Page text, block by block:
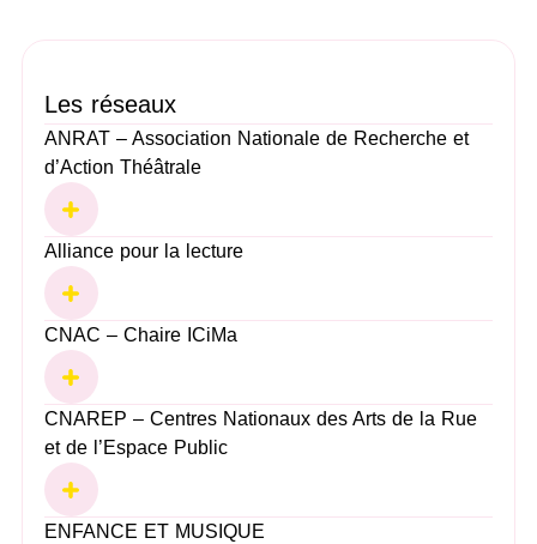
Les réseaux
ANRAT – Association Nationale de Recherche et
d’Action Théâtrale
Alliance pour la lecture
CNAC – Chaire ICiMa
CNAREP – Centres Nationaux des Arts de la Rue
et de l’Espace Public
ENFANCE ET MUSIQUE